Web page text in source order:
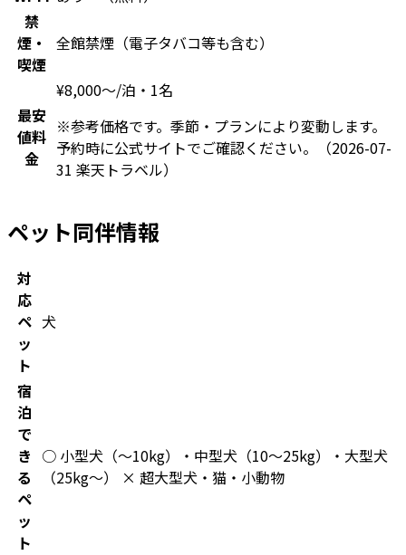
禁
煙・
喫煙
全館禁煙（電子タバコ等も含む）
最安
値料
金
¥8,000〜/泊・1名
※参考価格です。季節・プランにより変動します。
予約時に公式サイトでご確認ください。
（2026-07-
31 楽天トラベル）
ペット同伴情報
対
応
ペ
ッ
ト
犬
宿
泊
で
き
る
ペ
ッ
ト
○ 小型犬（〜10kg）・中型犬（10〜25kg）・大型犬
（25kg〜） × 超大型犬・猫・小動物